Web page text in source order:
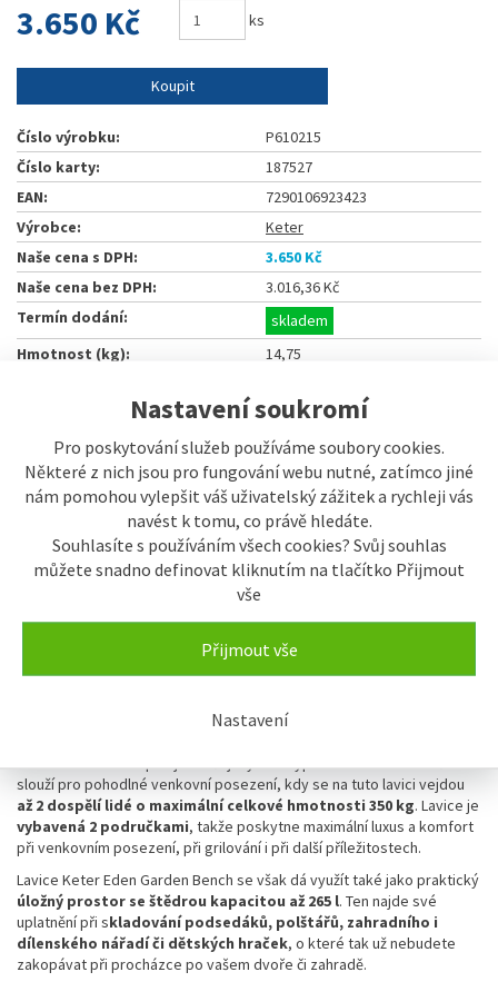
Nastavení soukromí
Pro poskytování služeb používáme soubory cookies.
Některé z nich jsou pro fungování webu nutné, zatímco jiné
nám pomohou vylepšit váš uživatelský zážitek a rychleji vás
navést k tomu, co právě hledáte.
Souhlasíte s používáním všech cookies? Svůj souhlas
můžete snadno definovat kliknutím na tlačítko Přijmout
vše
Přijmout vše
Nastavení
3.650 Kč ks
Koupit
Číslo výrobku:
P610215
Číslo karty:
187527
EAN:
7290106923423
Výrobce:
Keter
Naše cena s DPH:
3.650 Kč
Naše cena bez DPH:
3.016,36 Kč
Termín dodání:
skladem
Hmotnost (kg):
14,75
Splátková kalkulačka
Splátková kalkulačka
Popis výrobku
každé zahrady, altánu, terasy, balkónu, garáže i obytných místností.
neutrální barvou doplňují téměř jakýkoliv typ dekorace. Primárně
slouží pro pohodlné venkovní posezení, kdy se na tuto lavici vejdou
až 2 dospělí lidé o maximální celkové hmotnosti 350 kg. Lavice je
vybavená 2 područkami, takže poskytne maximální luxus a komfort
při venkovním posezení, při grilování i při další příležitostech.
Lavice Keter Eden Garden Bench se však dá využít také jako praktický
úložný prostor se štědrou kapacitou až 265 l. Ten najde své
uplatnění při skladování podsedáků, polštářů, zahradního i
dílenského nářadí či dětských hraček, o které tak už nebudete
zakopávat při procházce po vašem dvoře či zahradě.